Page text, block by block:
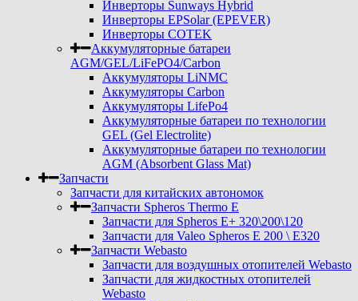
Инверторы Sunways Hybrid
Инверторы EPSolar (EPEVER)
Инверторы COTEK
Аккумуляторные батареи
AGM/GEL/LiFePO4/Carbon
Аккумуляторы LiNMC
Аккумуляторы Carbon
Аккумуляторы LifePo4
Аккумуляторные батареи по технологии
GEL (Gel Electrolite)
Аккумуляторные батареи по технологии
AGM (Absorbent Glass Mat)
Запчасти
Запчасти для китайских автономок
Запчасти Spheros Thermo E
Запчасти для Spheros E+ 320\200\120
Запчасти для Valeo Spheros E 200 \ E320
Запчасти Webasto
Запчасти для воздушных отопителей Webasto
Запчасти для жидкостных отопителей
Webasto